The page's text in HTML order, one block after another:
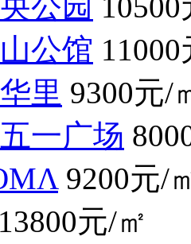
公馆
里 9300元/
一广场
9200元/
13800元/㎡